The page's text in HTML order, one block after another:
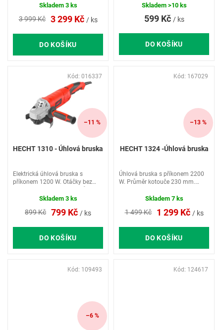
3 999 Kč 3 299 Kč / ks
DO KOŠÍKU
brašna, 2 rychlosti šroubováku –
ot./min, rychlost šroubováku až
Skladem 3 ks
599 Kč / ks
DO KOŠÍKU
kotouče 115 mm, velikost
kotouč není součástí balení.
Skladem >10 ks
–11 %
HECHT 1310 - Úhlová bruska
899 Kč 799 Kč / ks
DO KOŠÍKU
Elektrická úhlová bruska s
příkonem 1200 W. Otáčky bez
kotouče 125 mm, velikost
součástí balení.
Skladem 3 ks
Kód: 016337
–13 %
HECHT 1324 -Úhlová bruska
1 499 Kč 1 299 Kč / ks
DO KOŠÍKU
Úhlová bruska s příkonem 2200
W. Průměr kotouče 230 mm.
ot./min. Hmotnost 5,5 kg.
rukojeť, protiprachový spínač,...
Skladem 7 ks
Kód: 167029
–6 %
Kód: 109493 Kód: 124617